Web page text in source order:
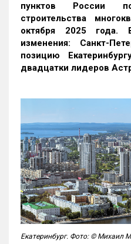
пунктов России
строительства
октября 2025
изменения: Санкт-
позицию
двадцатки лидеров
Екатеринбург. Фото: © Михаил